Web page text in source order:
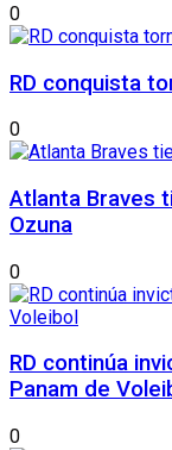
0
RD conquista
0
Atlanta Braves
Ozuna
0
RD continúa
Panam de
0